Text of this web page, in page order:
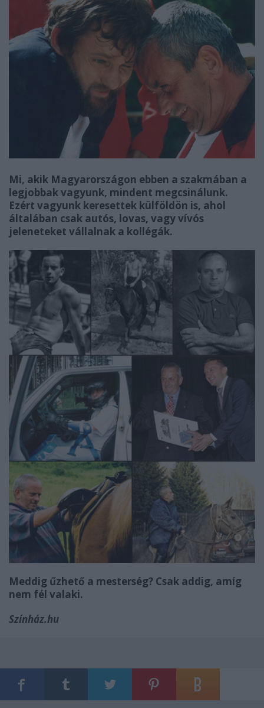
Mi, akik Magyarországon ebben a szakmában a
legjobbak vagyunk, mindent megcsinálunk.
Ezért vagyunk keresettek külföldön is, ahol
általában csak autós, lovas, vagy vívós
jeleneteket vállalnak a kollégák.
Meddig űzhető a mesterség? Csak addig, amíg
nem fél valaki.
Színház.hu